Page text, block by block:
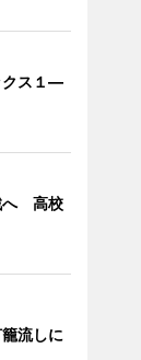
クス１―
へ 高校
流しに